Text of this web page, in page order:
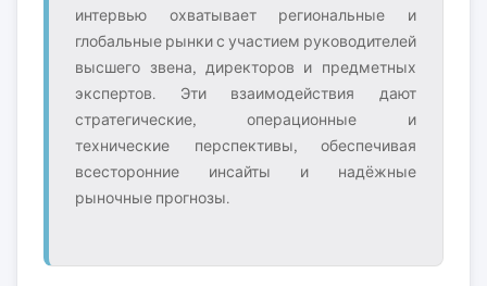
интервью охватывает региональные и
глобальные рынки с участием руководителей
высшего звена, директоров и предметных
экспертов. Эти взаимодействия дают
стратегические, операционные и
технические перспективы, обеспечивая
всесторонние инсайты и надёжные
рыночные прогнозы.